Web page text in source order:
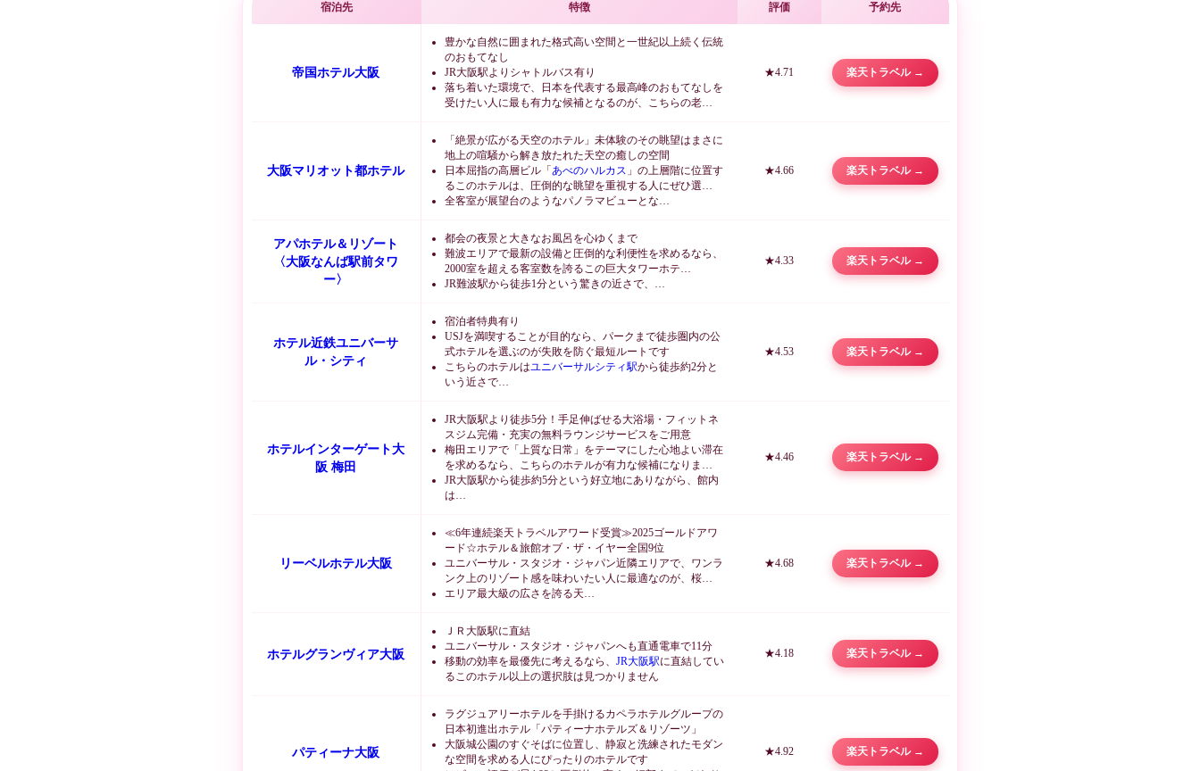
宿泊先 特徴 評価 予約先
帝国ホテル大阪
豊かな自然に囲まれた格式高い空間と一世紀以上続く伝統
のおもてなし
JR大阪駅よりシャトルバス有り
落ち着いた環境で、日本を代表する最高峰のおもてなしを
受けたい人に最も有力な候補となるのが、こちらの老…
★4.71 楽天トラベル →
大阪マリオット都ホテル
「絶景が広がる天空のホテル」未体験のその眺望はまさに
地上の喧騒から解き放たれた天空の癒しの空間
日本屈指の高層ビル「あべのハルカス 」の上層階に位置す
るこのホテルは、圧倒的な眺望を重視する人にぜひ選…
全客室が展望台のようなパノラマビューとな…
★4.66 楽天トラベル →
アパホテル＆リゾート
〈大阪なんば駅前タワ
ー〉
都会の夜景と大きなお風呂を心ゆくまで
難波エリアで最新の設備と圧倒的な利便性を求めるなら、
2000室を超える客室数を誇るこの巨大タワーホテ…
JR難波駅から徒歩1分という驚きの近さで、…
★4.33 楽天トラベル →
ホテル近鉄ユニバーサ
ル・シティ
宿泊者特典有り
USJを満喫することが目的なら、パークまで徒歩圏内の公
式ホテルを選ぶのが失敗を防ぐ最短ルートです
こちらのホテルはユニバーサルシティ駅から徒歩約2分と
いう近さで…
★4.53 楽天トラベル →
ホテルインターゲート大
阪 梅田
JR大阪駅より徒歩5分！手足伸ばせる大浴場・フィットネ
スジム完備・充実の無料ラウンジサービスをご用意
梅田エリアで「上質な日常」をテーマにした心地よい滞在
を求めるなら、こちらのホテルが有力な候補になりま…
JR大阪駅から徒歩約5分という好立地にありながら、館内
は…
★4.46 楽天トラベル →
リーベルホテル大阪
≪6年連続楽天トラベルアワード受賞≫2025ゴールドアワ
ード☆ホテル＆旅館オブ・ザ・イヤー全国9位
ユニバーサル・スタジオ・ジャパン近隣エリアで、ワンラ
ンク上のリゾート感を味わいたい人に最適なのが、桜…
エリア最大級の広さを誇る天…
★4.68 楽天トラベル →
ホテルグランヴィア大阪
ＪＲ大阪駅に直結
ユニバーサル・スタジオ・ジャパンへも直通電車で11分
移動の効率を最優先に考えるなら、JR大阪駅に直結してい
るこのホテル以上の選択肢は見つかりません
★4.18 楽天トラベル →
パティーナ大阪
ラグジュアリーホテルを手掛けるカペラホテルグループの
日本初進出ホテル「パティーナホテルズ＆リゾーツ」
大阪城公園のすぐそばに位置し、静寂と洗練されたモダン
な空間を求める人にぴったりのホテルです
★4.92 楽天トラベル →